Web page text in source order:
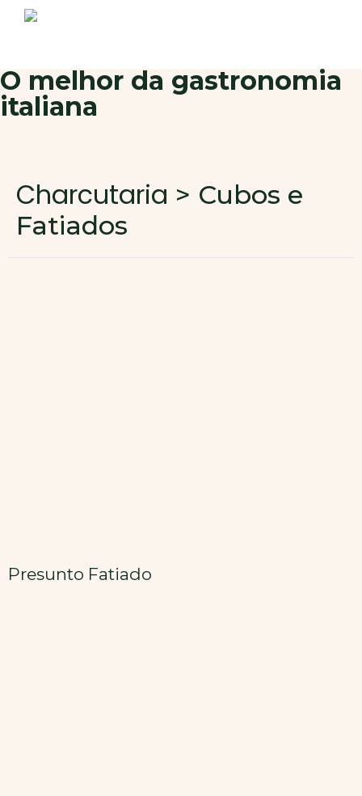
Novo cliente
Área de cliente
O melhor da gastronomia
italiana
Charcutaria > Cubos e
Fatiados
Presunto Fatiado